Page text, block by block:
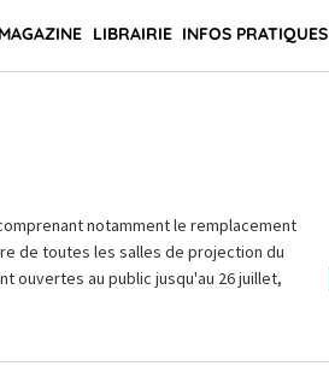
MAGAZINE LIBRAIRIE INFOS PRATIQUES
notamment le remplacement
de toutes les salles de projection du
ouvertes au public jusqu'au 26 juillet,